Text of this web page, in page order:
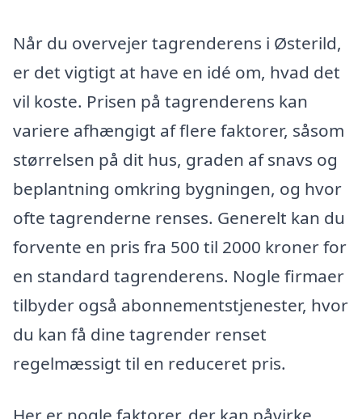
Når du overvejer tagrenderens i Østerild,
er det vigtigt at have en idé om, hvad det
vil koste. Prisen på tagrenderens kan
variere afhængigt af flere faktorer, såsom
størrelsen på dit hus, graden af snavs og
beplantning omkring bygningen, og hvor
ofte tagrenderne renses. Generelt kan du
forvente en pris fra 500 til 2000 kroner for
en standard tagrenderens. Nogle firmaer
tilbyder også abonnementstjenester, hvor
du kan få dine tagrender renset
regelmæssigt til en reduceret pris.